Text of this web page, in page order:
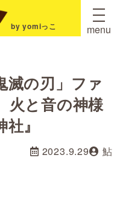
by yomiっこ menu
滅の刃」ファ
火と音の神様
』
2023.9.29 鮎